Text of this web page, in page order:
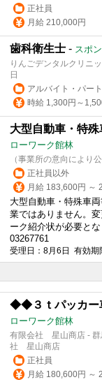
正社員
月給 210,000円
歯科衛生士 - スポ
りんごデンタルクリニ
日
アルバイト・パート
時給 1,300円～
大型自動車・特
ローワーク館林
（事業所の意向により
正社員以外
月給 183,600円 ～
大型自動車・特殊車
業ではありません。
ーク紹介状が必要と
03267761
受理日：8月6日 有効期
◆◆３ｔパッカー
ローワーク館林
有限会社 星山商店 - 群
社 星山商店
正社員
月給 180,600円 ～